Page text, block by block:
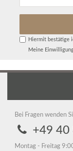
Hiermit bestätige
Meine
Bei Fragen wenden
+49 40
Montag - Freitag